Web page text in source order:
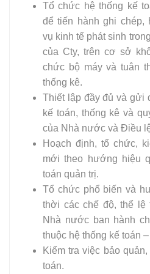
Tổ chức hệ thống kế
để tiến hành ghi chép,
vụ kinh tế phát sinh
của Cty, trên cơ sở
chức bộ máy và tuân
thống kê.
Thiết lập đầy đủ và gửi
kế toán, thống kê và
của Nhà nước và Điều
Hoạch định, tổ chức,
mới theo hướng hiệu
toán quản trị.
Tổ chức phổ biến và
thời các chế độ, thể lệ
Nhà nước ban hành
thuộc hệ thống kế toán
Kiểm tra việc bảo
toán.